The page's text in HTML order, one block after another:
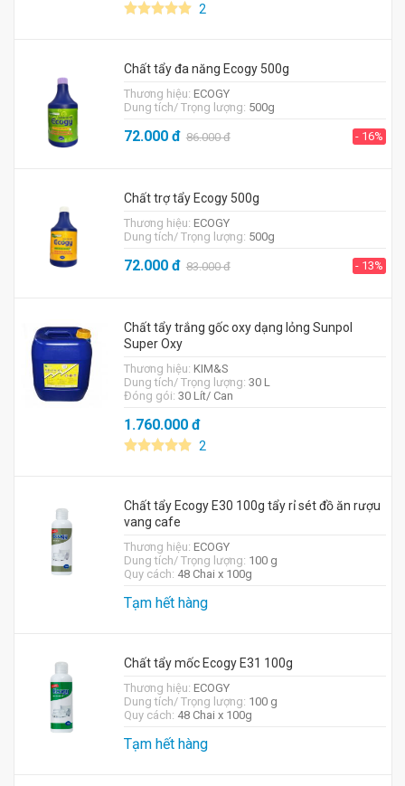
2
Chất tẩy đa năng Ecogy 500g
Thương hiệu: ECOGY
Dung tích/ Trọng lượng: 500g
72.000đ 86.000đ - 16%
Chất trợ tẩy Ecogy 500g
Thương hiệu: ECOGY
Dung tích/ Trọng lượng: 500g
72.000đ 83.000đ - 13%
Chất tẩy trắng gốc oxy dạng lỏng Sunpol
Super Oxy
Thương hiệu: KIM&S
Dung tích/ Trọng lượng: 30 L
Đóng gói: 30 Lít/ Can
1.760.000đ
2
Chất tẩy Ecogy E30 100g tẩy rỉ sét đồ ăn rượu
vang cafe
Thương hiệu: ECOGY
Dung tích/ Trọng lượng: 100 g
Quy cách: 48 Chai x 100g
Tạm hết hàng
Chất tẩy mốc Ecogy E31 100g
Thương hiệu: ECOGY
Dung tích/ Trọng lượng: 100 g
Quy cách: 48 Chai x 100g
Tạm hết hàng